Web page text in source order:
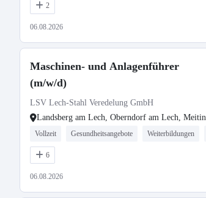
2
06.08.2026
Maschinen- und Anlagenführer
(m/w/d)
LSV Lech-Stahl Veredelung GmbH
Landsberg am Lech, Oberndorf am Lech,
Vollzeit Gesundheitsangebote Weiterbildungen
6
06.08.2026